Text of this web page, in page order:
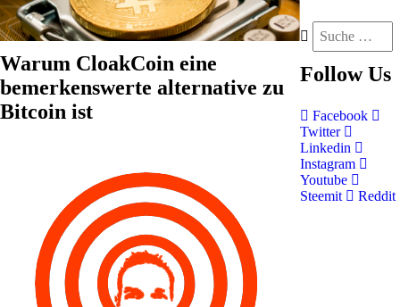
Warum CloakCoin eine
bemerkenswerte alternative zu
Bitcoin ist
Follow Us
Facebook
Twitter
Linkedin
Instagram
Youtube
Steemit
Reddit